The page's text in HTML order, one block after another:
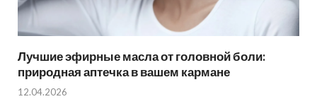
Лучшие эфирные масла от головной боли:
природная аптечка в вашем кармане
12.04.2026